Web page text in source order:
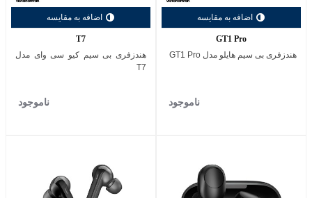
اضافه به مقایسه
GT1 Pro
هندزفری بی‌ سیم هایلو مدل GT1 Pro
ناموجود
اضافه به مقایسه
T7
هندزفری بی‌ سیم کیو سی وای مدل
T7
ناموجود